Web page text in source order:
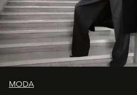
MODA